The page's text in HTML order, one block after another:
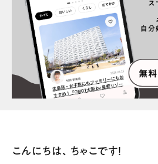
プライバシーポリシー イン
お問合せ
こんにちは、ちゃこです！